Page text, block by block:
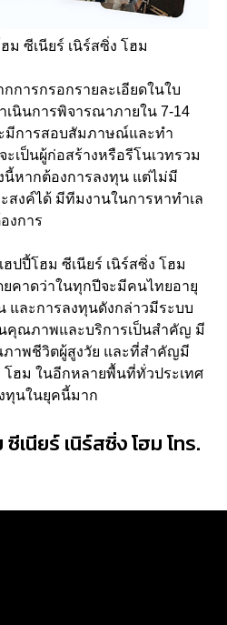
ม ซีเนียร์ เนิร์สซิ่ง โฮม
การกรอกรายละเอียดในใบ
นินการพิจารณาภายใน 7-14
มีการสอบสัมภาษณ์และทำ
เป็นผู้ก่อสร้างหรือรีโนเวทรวม
หากต้องการลงทุน แต่ไม่มี
สงค์ได้ มีทีมงานในการหาทำเล
งการ
ปปี้โฮม ซีเนียร์ เนิร์สซิ่ง โฮม
คาดว่าในทุกปีจะมีคนไทยอายุ
และการลงทุนดังกล่าวมีระบบ
คุณภาพและบริการเป็นสำคัญ มี
าพชีวิตผู้สูงวัย และที่สำคัญมี
โฮม ในอีกหลายพื้นที่ทั่วประเทศ
ทุนในยุคนี้มาก
เนียร์ เนิร์สซิ่ง โฮม โทร.